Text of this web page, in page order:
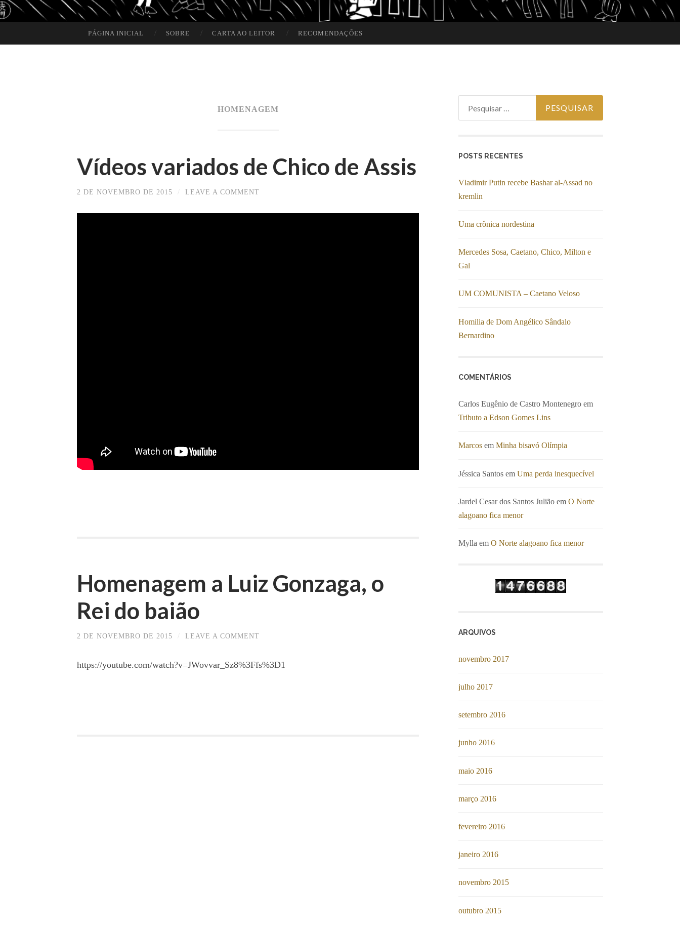
PÁGINA INICIAL SOBRE CARTA AO LEITOR RECOMENDAÇÕES
HOMENAGEM
Vídeos variados de Chico de Assis
2 DE NOVEMBRO DE 2015 LEAVE A COMMENT
Homenagem a Luiz Gonzaga, o
Rei do baião
2 DE NOVEMBRO DE 2015 LEAVE A COMMENT
https://youtube.com/watch?v=JWovvar_Sz8%3Ffs%3D1
POSTS RECENTES
Vladimir Putin recebe Bashar al-Assad no
kremlin
Uma crônica nordestina
Mercedes Sosa, Caetano, Chico, Milton e
Gal
UM COMUNISTA – Caetano Veloso
Homilia de Dom Angélico Sândalo
Bernardino
COMENTÁRIOS
Carlos Eugênio de Castro Montenegro em
Tributo a Edson Gomes Lins
Marcos em Minha bisavó Olímpia
Jéssica Santos em Uma perda inesquecível
Jardel Cesar dos Santos Julião em O Norte
alagoano fica menor
Mylla em O Norte alagoano fica menor
ARQUIVOS
novembro 2017
julho 2017
setembro 2016
junho 2016
maio 2016
março 2016
fevereiro 2016
janeiro 2016
novembro 2015
outubro 2015